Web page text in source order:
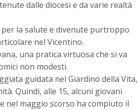
dalle diocesi e da varie realtà
la salute e divenute purtroppo
nel Vicentino.
una pratica virtuosa che si va
non modesti.
guidata nel Giardino della Vita,
Quindi, alle 15, alcuni giovani
nel maggio scorso ha compiuto il